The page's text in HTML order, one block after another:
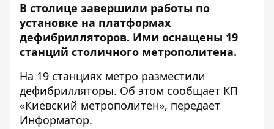
В столице завершили работы по
установке на платформах
дефибрилляторов. Ими оснащены 19
станций столичного метрополитена.
На 19 станциях метро разместили
дефибрилляторы. Об этом сообщает КП
«Киевский метрополитен», передает
Информатор.